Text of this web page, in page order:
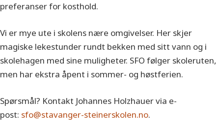
preferanser for kosthold.
Vi er mye ute i skolens nære omgivelser. Her skjer
magiske lekestunder rundt bekken med sitt vann og i
skolehagen med sine muligheter. SFO følger skoleruten,
men har ekstra åpent i sommer- og høstferien.
Spørsmål? Kontakt Johannes Holzhauer via e-
post: sfo@stavanger-steinerskolen.no.